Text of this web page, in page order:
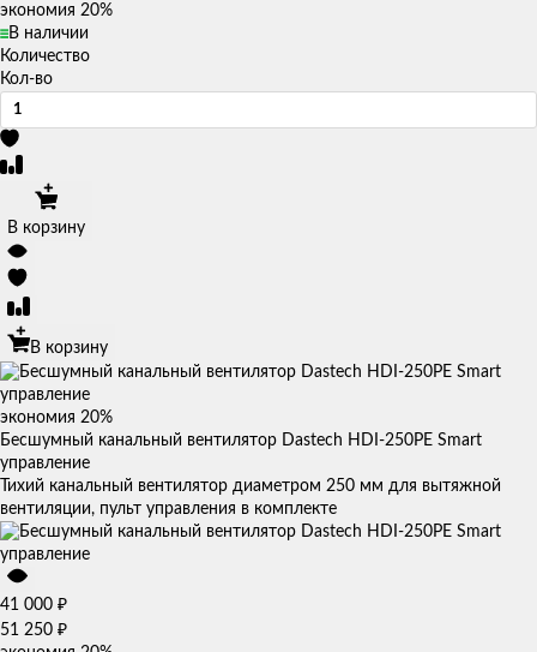
экономия 20%
В наличии
Количество
Кол-во
В корзину
В корзину
экономия 20%
Бесшумный канальный вентилятор Dastech HDI-250PE Smart
управление
Тихий канальный вентилятор диаметром 250 мм для вытяжной
вентиляции, пульт управления в комплекте
41 000 ₽
51 250 ₽